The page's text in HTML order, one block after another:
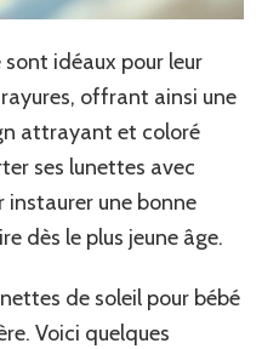
idéaux pour leur
offrant ainsi une
attrayant et coloré
ses lunettes avec
instaurer une bonne
dès le plus jeune âge.
de soleil pour bébé
Voici quelques